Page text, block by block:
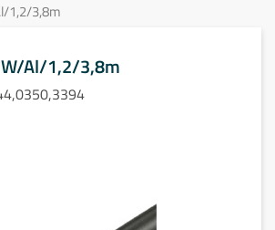
1,2/3,8m
Al/1,2/3,8m